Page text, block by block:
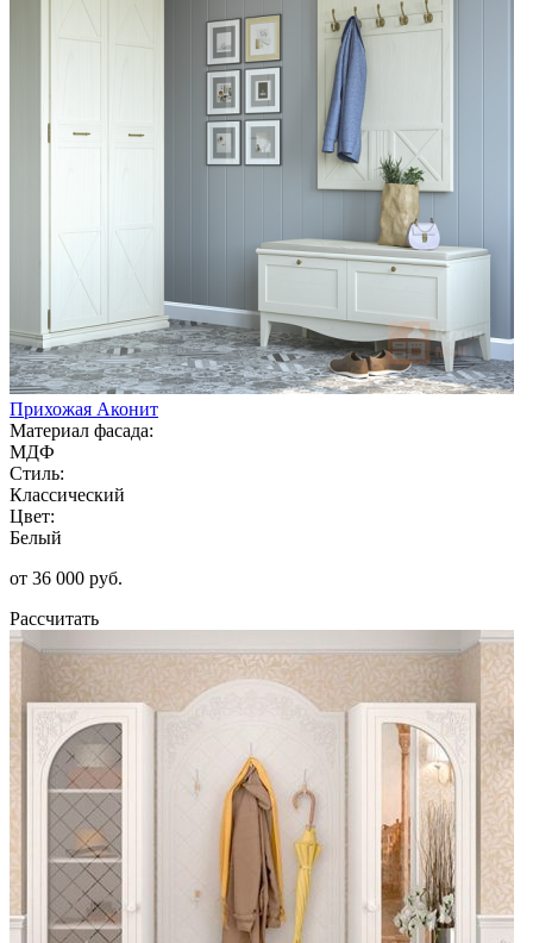
Прихожая Аконит
Материал фасада:
МДФ
Стиль:
Классический
Цвет:
Белый
от 36 000 руб.
Рассчитать